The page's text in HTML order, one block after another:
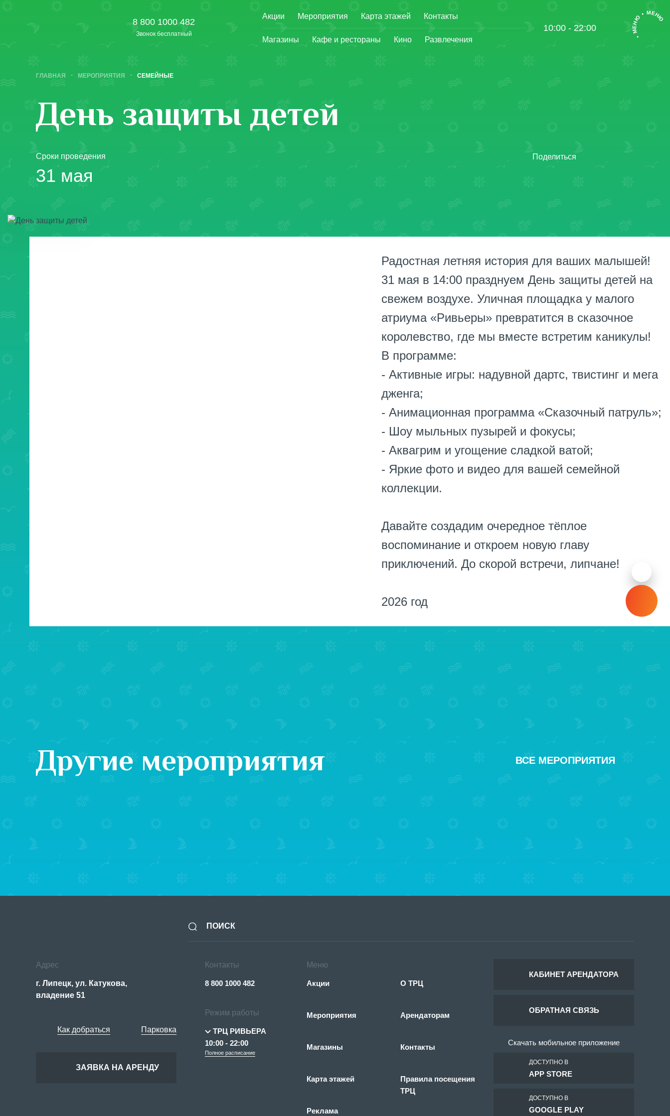
8 800 1000 482
Звонок бесплатный
Акции Мероприятия Карта этажей Контакты
Магазины Кафе и рестораны Кино Развлечения
10:00 - 22:00 • МЕНЮ • МЕНЮ
ГЛАВНАЯ МЕРОПРИЯТИЯ СЕМЕЙНЫЕ
День защиты детей
Сроки проведения
31 мая
Поделиться
Радостная летняя история для ваших малышей!
31 мая в 14:00 празднуем День защиты детей на
свежем воздухе. Уличная площадка у малого
атриума «Ривьеры» превратится в сказочное
королевство, где мы вместе встретим каникулы!
В программе:
- Активные игры: надувной дартс, твистинг и мега
дженга;
- Анимационная программа «Сказочный патруль»;
- Шоу мыльных пузырей и фокусы;
- Аквагрим и угощение сладкой ватой;
- Яркие фото и видео для вашей семейной
коллекции.
Давайте создадим очередное тёплое
воспоминание и откроем новую главу
приключений. До скорой встречи, липчане!
2026 год
Другие мероприятия ВСЕ МЕРОПРИЯТИЯ
20 июня - 4 ноября
Акция «Выиграй автомобиль в ТРЦ «Ривьера»
Адрес
г. Липецк, ул. Катукова,
владение 51
Как добраться Парковка
ЗАЯВКА НА АРЕНДУ
Контакты
8 800 1000 482
Режим работы
ТРЦ РИВЬЕРА
10:00 - 22:00
Полное расписание
Меню
Акции
Мероприятия
Магазины
Карта этажей
Реклама
О ТРЦ
Арендаторам
Контакты
Правила посещения
ТРЦ
КАБИНЕТ АРЕНДАТОРА
ОБРАТНАЯ СВЯЗЬ
Скачать мобильное приложение
ДОСТУПНО В
APP STORE
ДОСТУПНО В
GOOGLE PLAY